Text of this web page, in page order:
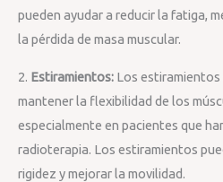
pueden ayudar a reducir la fatiga,
la pérdida de masa muscular.
2. Estiramientos: Los
mantener la flexibilidad de los
especialmente en pacientes que
radioterapia. Los estiramientos
rigidez y mejorar la movilidad.